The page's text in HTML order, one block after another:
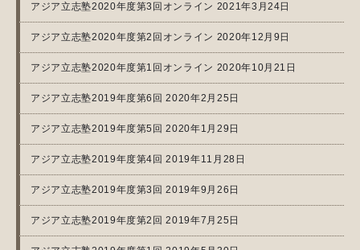
アジア立志塾2020年度第3回オンライン 2021年3月24日
アジア立志塾2020年度第2回オンライン 2020年12月9日
アジア立志塾2020年度第1回オンライン 2020年10月21日
アジア立志塾2019年度第6回 2020年2月25日
アジア立志塾2019年度第5回 2020年1月29日
アジア立志塾2019年度第4回 2019年11月28日
アジア立志塾2019年度第3回 2019年9月26日
アジア立志塾2019年度第2回 2019年7月25日